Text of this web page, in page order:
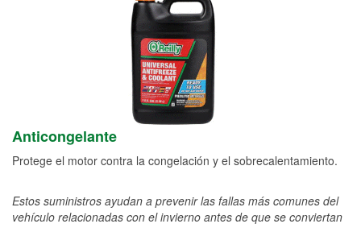
Anticongelante
Protege el motor contra la congelación y el sobrecalentamiento.
Estos suministros ayudan a prevenir las fallas más comunes del
vehículo relacionadas con el invierno antes de que se conviertan